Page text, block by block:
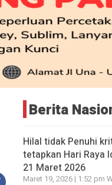
Berita
Hilal tidak Penuhi
tetapkan Hari Raya
21 Maret 2026
Maret 19, 2026 | 1:52 pm